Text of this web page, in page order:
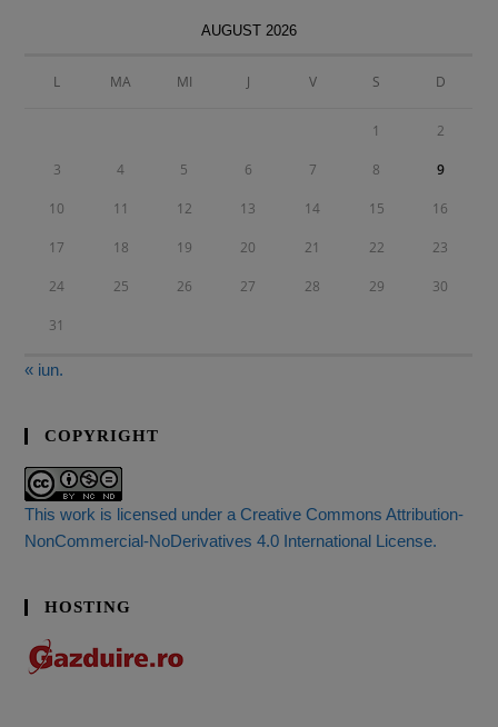
AUGUST 2026
L MA MI J V S D
1 2
3 4 5 6 7 8 9
10 11 12 13 14 15 16
17 18 19 20 21 22 23
24 25 26 27 28 29 30
31
« iun.
COPYRIGHT
This work is licensed under a Creative Commons Attribution-
NonCommercial-NoDerivatives 4.0 International License.
HOSTING